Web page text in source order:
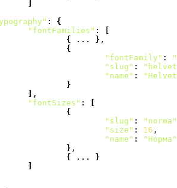
: {
"fontFamilies" :
{
... } ,
{
"fontFamily" :
"slug" :
"name" :
}
,
"fontSizes" :
{
"slug" :
"norma"
"size" : 16 ,
"name" :
"Норма"
} ,
{
...
}